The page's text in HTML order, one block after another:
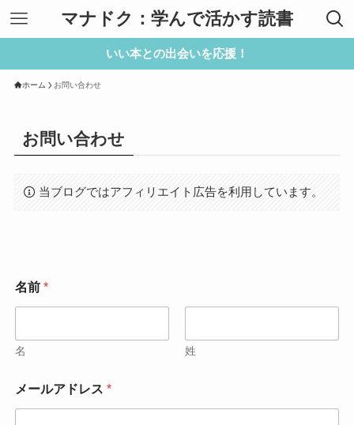
マナドク：学んで活かす読書
いい本との出会いを応援！
ホーム お問い合わせ
お問い合わせ
当ブログではアフィリエイト広告を利用しています。
名前 *
名 姓
メールアドレス *